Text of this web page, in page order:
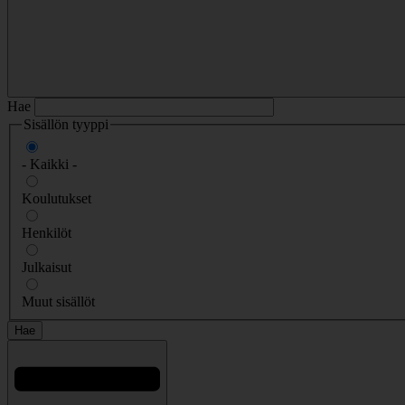
Hae
Sisällön tyyppi
- Kaikki -
Koulutukset
Henkilöt
Julkaisut
Muut sisällöt